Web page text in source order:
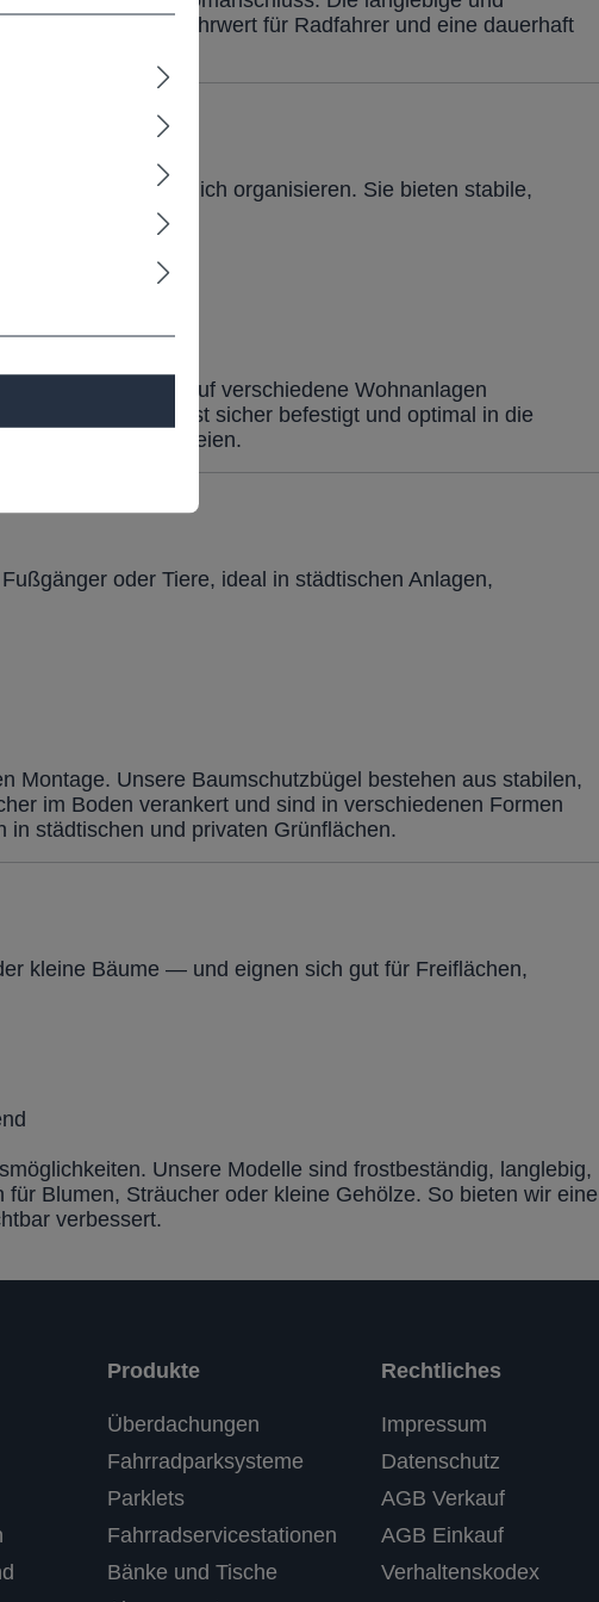
ein echter Mehrwert für Radfahrer und eine dauerhaft
und ordentlich organisieren. Sie bieten stabile,
sind exakt auf verschiedene Wohnanlagen
dass das Gerüst sicher befestigt und optimal in die
im Freien.
oder Tiere, ideal in städtischen Anlagen,
Montage. Unsere Baumschutzbügel bestehen aus stabilen,
im Boden verankert und sind in verschiedenen Formen
städtischen und privaten Grünflächen.
kleine Bäume — und eignen sich gut für Freiflächen,
Unsere Modelle sind frostbeständig, langlebig,
Blumen, Sträucher oder kleine Gehölze. So bieten wir eine
verbessert.
Produkte
Überdachungen
Fahrradparksysteme
Parklets
Fahrradservicestationen
Bänke und Tische
Rechtliches
Impressum
Datenschutz
AGB Verkauf
AGB Einkauf
Verhaltenskodex
RASTI
100
%
Empfehlungen auf
ProvenExpert.com